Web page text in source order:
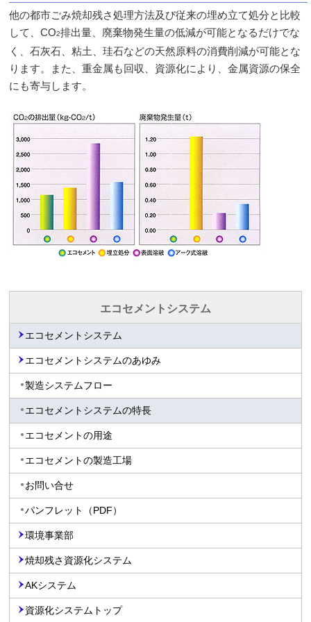
他の都市ごみ焼却残さ処理方法及び従来の埋め立て処分と比較
して、CO2排出量、廃棄物発生量の低減が可能となるだけでな
く、石灰石、粘土、珪石などの天然原料の消費削減が可能とな
ります。また、重金属も回収、資源化により、金属資源の保全
にも寄与します。
エコセメントシステム
エコセメントシステム
エコセメントシステムのあゆみ
製造システムフロー
エコセメントシステムの特長
エコセメントの用途
エコセメントの製造工場
お問い合せ
パンフレット（PDF）
環境事業部
焼却残さ資源化システム
AKシステム
資源化システムトップ